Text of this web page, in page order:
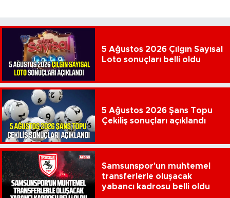
5 Ağustos 2026 Çılgın Sayısal
Loto sonuçları belli oldu
5 Ağustos 2026 Şans Topu
Çekiliş sonuçları açıklandı
Samsunspor'un muhtemel
transferlerle oluşacak
yabancı kadrosu belli oldu